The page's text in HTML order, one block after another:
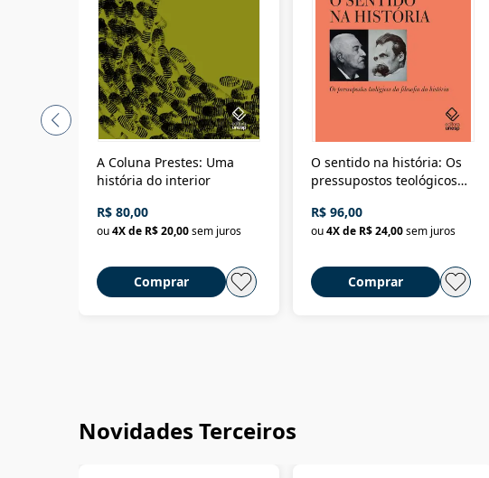
A Coluna Prestes: Uma
história do interior
R$ 80,00
ou4X de R$ 20,00sem juros
Comprar
O sentido na história: Os
pressupostos teológicos
R$ 96,00
ou4X de R$ 24,00sem juros
Comprar
Novidades Terceiros